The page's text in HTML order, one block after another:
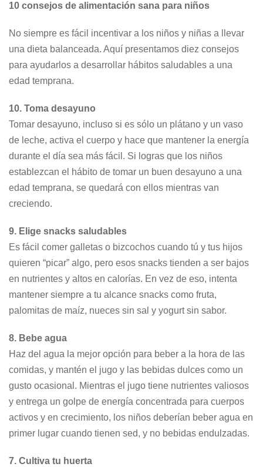
10 consejos de alimentación sana para niños
No siempre es fácil incentivar a los niños y niñas a llevar
una dieta balanceada. Aquí presentamos diez consejos
para ayudarlos a desarrollar hábitos saludables a una
edad temprana.
10. Toma desayuno
Tomar desayuno, incluso si es sólo un plátano y un vaso
de leche, activa el cuerpo y hace que mantener la energía
durante el día sea más fácil. Si logras que los niños
establezcan el hábito de tomar un buen desayuno a una
edad temprana, se quedará con ellos mientras van
creciendo.
9. Elige snacks saludables
Es fácil comer galletas o bizcochos cuando tú y tus hijos
quieren “picar” algo, pero esos snacks tienden a ser bajos
en nutrientes y altos en calorías. En vez de eso, intenta
mantener siempre a tu alcance snacks como fruta,
palomitas de maíz, nueces sin sal y yogurt sin sabor.
8. Bebe agua
Haz del agua la mejor opción para beber a la hora de las
comidas, y mantén el jugo y las bebidas dulces como un
gusto ocasional. Mientras el jugo tiene nutrientes valiosos
y entrega un golpe de energía concentrada para cuerpos
activos y en crecimiento, los niños deberían beber agua en
primer lugar cuando tienen sed, y no bebidas endulzadas.
7. Cultiva tu huerta